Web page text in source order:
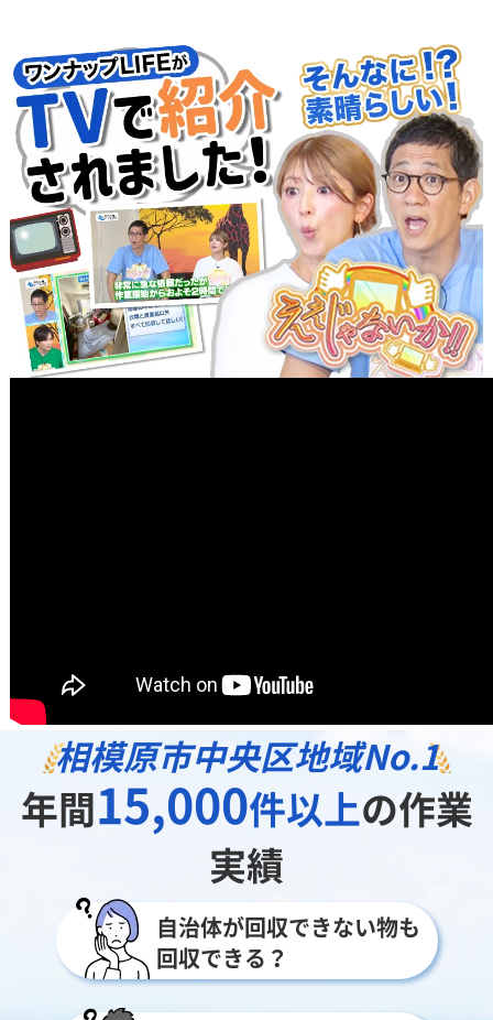
相模原市中央区地域No.1
年間15,000件以上の作業
実績
自治体が回収できない物も
回収できる？